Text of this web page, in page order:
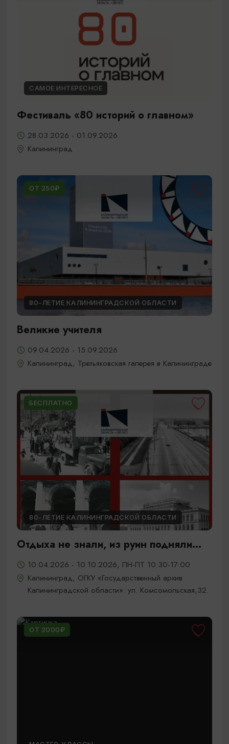
САМОЕ ИНТЕРЕСНОЕ
Фестиваль «80 историй о главном»
28.03.2026 - 01.09.2026
Калининград
ОТ 250₽
80-ЛЕТИЕ КАЛИНИНГРАДСКОЙ ОБЛАСТИ
Великие учителя
09.04.2026 - 15.09.2026
Калининград, Третьяковская галерея в Калининграде
БЕСПЛАТНО
80-ЛЕТИЕ КАЛИНИНГРАДСКОЙ ОБЛАСТИ
Отдыха не знали, из руин подняли...
10.04.2026 - 10.10.2026, ПН-ПТ 10:30-17:00
Калининград, ОГКУ «Государственный архив
Калининградской области»: ул. Комсомольская,32.
ОТ 2000₽